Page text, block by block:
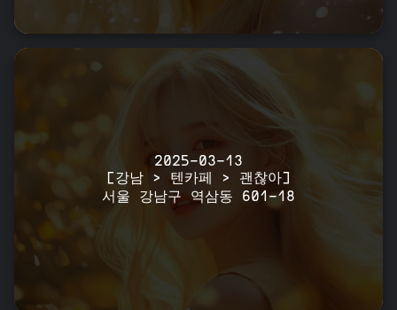
2025-03-13
[강남 > 텐카페 > 괜찮아]
서울 강남구 역삼동 601-18